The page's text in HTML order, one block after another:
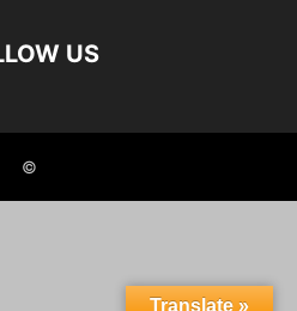
US
©
Translate »